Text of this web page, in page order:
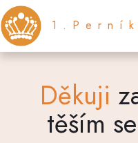
Děkuji
těším